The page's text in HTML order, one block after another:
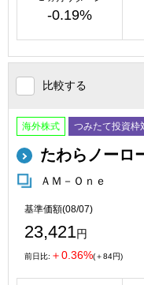
-0.19%
比較する
海外株式 つみたて投資枠
たわらノーロ
ＡＭ－Ｏｎｅ
基準価額(08/07)
23,421円
前日比: ＋0.36%(＋84円)